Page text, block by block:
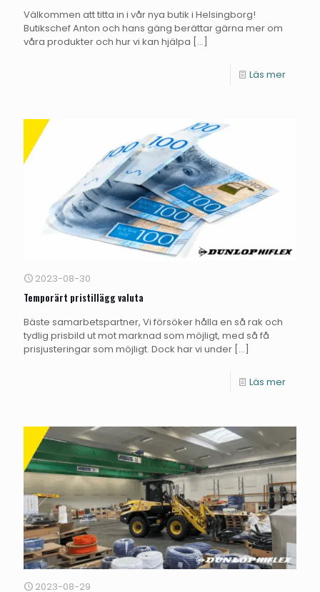
Välkommen att titta in i vår nya butik i Helsingborg!
Butikschef Anton och hans gäng berättar gärna mer om
våra produkter och hur vi kan hjälpa […]
Läs mer
2023-08-30
Temporärt pristillägg valuta
Bäste samarbetspartner, Vi försöker hålla en så rak och
tydlig prisbild ut mot marknad som möjligt, med så få
prisjusteringar som möjligt. Dock har vi under […]
Läs mer
2023-08-29